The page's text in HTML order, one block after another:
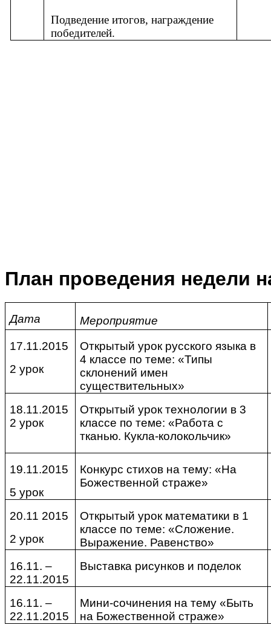
Подведение итогов, награждение
победителей.
План проведения недели
Дата
Мероприятие
17.11.2015
2 урок
Открытый урок русского языка в
4 классе по теме: «Типы
склонений имен
существительных»
18.11.2015
2 урок
Открытый урок технологии в 3
классе по теме: «Работа с
тканью. Кукла-колокольчик»
19.11.2015
5 урок
Конкурс стихов на тему: «На
Божественной страже»
20.11 2015
2 урок
Открытый урок математики в 1
классе по теме: «Сложение.
Выражение. Равенство»
16.11. –
22.11.2015
Выставка рисунков и поделок
16.11. –
22.11.2015
Мини-сочинения на тему «Быть
на Божественной страже»